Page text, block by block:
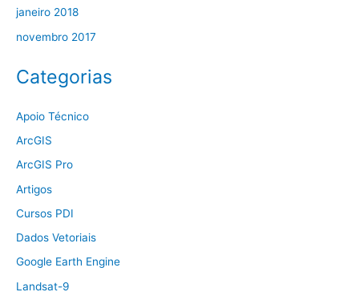
janeiro 2018
novembro 2017
Categorias
Apoio Técnico
ArcGIS
ArcGIS Pro
Artigos
Cursos PDI
Dados Vetoriais
Google Earth Engine
Landsat-9